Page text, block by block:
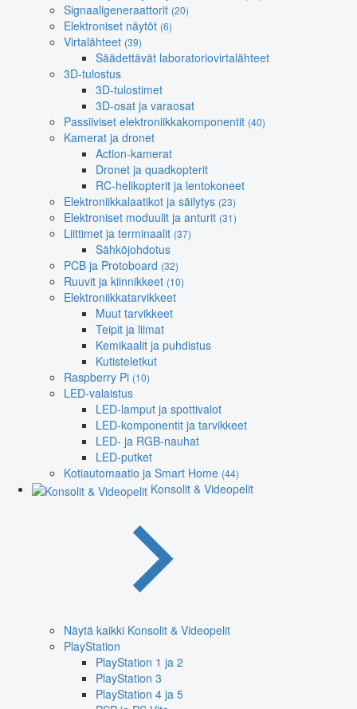
Signaaligeneraattorit (20)
Elektroniset näytöt (6)
Virtalähteet (39)
Säädettävät laboratoriovirtalähteet
3D-tulostus
3D-tulostimet
3D-osat ja varaosat
Passiiviset elektroniikkakomponentit (40)
Kamerat ja dronet
Action-kamerat
Dronet ja quadkopterit
RC-helikopterit ja lentokoneet
Elektroniikkalaatikot ja säilytys (23)
Elektroniset moduulit ja anturit (31)
Liittimet ja terminaalit (37)
Sähköjohdotus
PCB ja Protoboard (32)
Ruuvit ja kiinnikkeet (10)
Elektroniikkatarvikkeet
Muut tarvikkeet
Teipit ja liimat
Kemikaalit ja puhdistus
Kutisteletkut
Raspberry Pi (10)
LED-valaistus
LED-lamput ja spottivalot
LED-komponentit ja tarvikkeet
LED- ja RGB-nauhat
LED-putket
Kotiautomaatio ja Smart Home (44)
Konsolit & Videopelit
Näytä kaikki Konsolit & Videopelit
PlayStation
PlayStation 1 ja 2
PlayStation 3
PlayStation 4 ja 5